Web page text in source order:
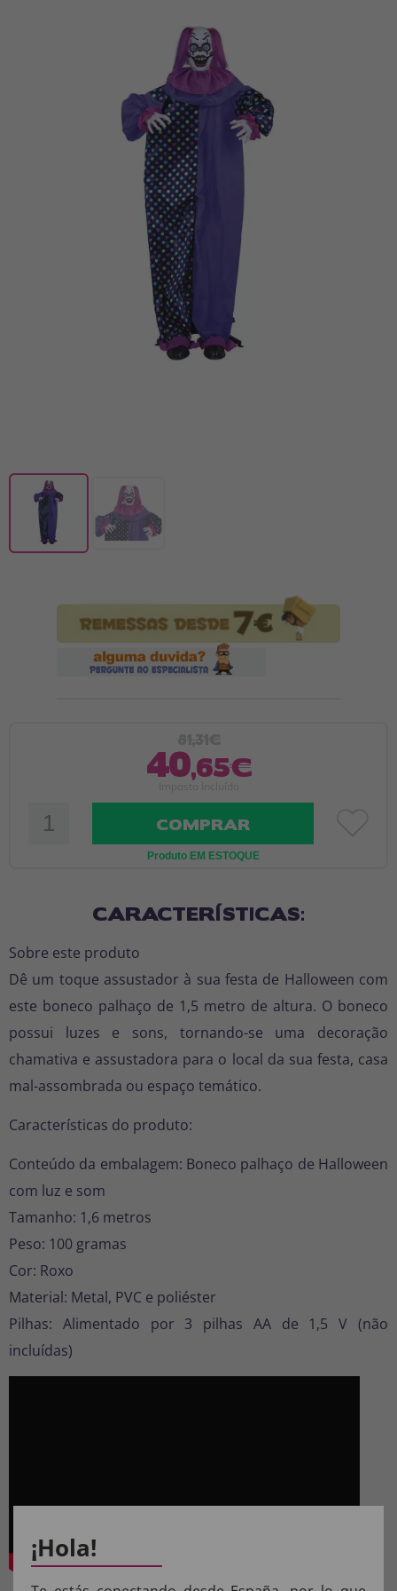
CRIAR CONTA
40,65€
COMPRAR
Produto EM ESTOQUE
CARACTERÍSTICAS:
Sobre este produto
Dê um toque assustador à sua festa de Halloween com
este boneco palhaço de 1,5 metro de altura. O boneco
possui luzes e sons, tornando-se uma decoração
chamativa e assustadora para o local da sua festa, casa
mal-assombrada ou espaço temático.
Características do produto:
Conteúdo da embalagem: Boneco palhaço de Halloween
com luz e som
Tamanho: 1,6 metros
Peso: 100 gramas
Cor: Roxo
Material: Metal, PVC e poliéster
Pilhas: Alimentado por 3 pilhas AA de 1,5 V (não
incluídas)
¡Hola!